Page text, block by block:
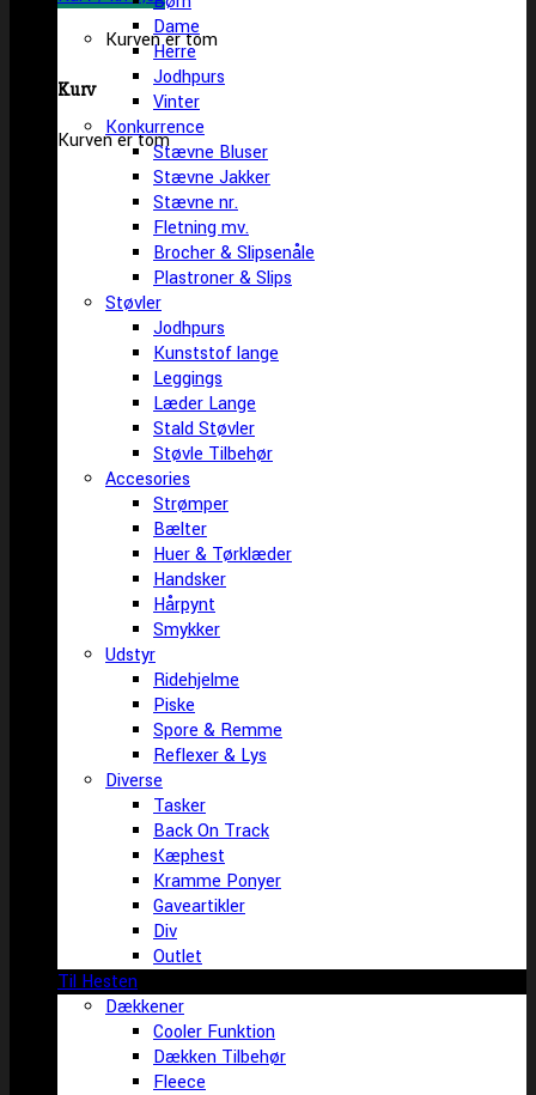
Kurven er tom
Kurv
Kurven er tom
Dame
Herre
Jodhpurs
Vinter
Konkurrence
Stævne Bluser
Stævne Jakker
Stævne nr.
Fletning mv.
Brocher & Slipsenåle
Plastroner & Slips
Støvler
Jodhpurs
Kunststof lange
Leggings
Læder Lange
Stald Støvler
Støvle Tilbehør
Accesories
Strømper
Bælter
Huer & Tørklæder
Handsker
Hårpynt
Smykker
Udstyr
Ridehjelme
Piske
Spore & Remme
Reflexer & Lys
Diverse
Tasker
Back On Track
Kæphest
Kramme Ponyer
Gaveartikler
Div
Outlet
Til Hesten
Dækkener
Cooler Funktion
Dækken Tilbehør
Fleece